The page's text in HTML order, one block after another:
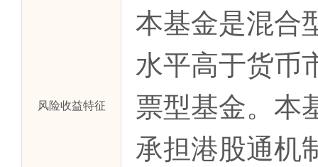
风险收益特征
本基金是混合
水平高于货币
票型基金。本
承担港股通机